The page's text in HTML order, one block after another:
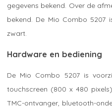
gegevens bekend. Over de
bekend. De Mio Combo 5207
zwart.
Hardware en bediening
De Mio Combo 5207 is
touchscreen (800 x 480
TMC-ontvanger, bluetooth-